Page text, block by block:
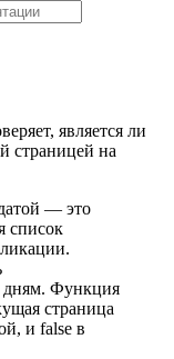
является ли
страницей на
— это
список
дням. Функция
страница
и false в